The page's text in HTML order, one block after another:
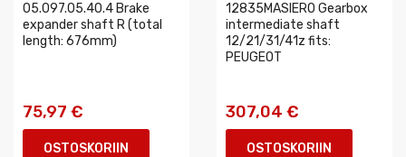
05.097.05.40.4 Brake
expander shaft R (total
length: 676mm)
75,97 €
OSTOSKORIIN
12835MASIERO Gearbox
intermediate shaft
12/21/31/41z fits:
PEUGEOT
307,04 €
OSTOSKORIIN